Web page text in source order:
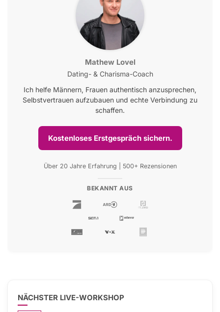
Mathew Lovel
Dating- & Charisma-Coach
Ich helfe Männern, Frauen authentisch anzusprechen,
Selbstvertrauen aufzubauen und echte Verbindung zu
schaffen.
Kostenloses Erstgespräch sichern.
Über 20 Jahre Erfahrung | 500+ Rezensionen
BEKANNT AUS
NÄCHSTER LIVE-WORKSHOP